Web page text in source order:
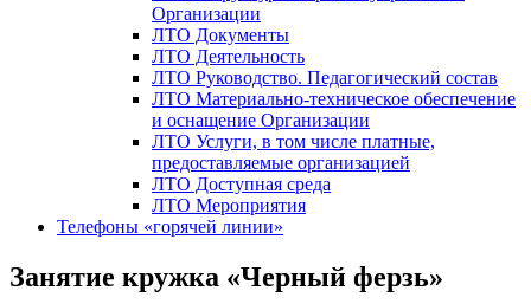
Организации
ЛТО Документы
ЛТО Деятельность
ЛТО Руководство. Педагогический состав
ЛТО Материально-техническое обеспечение
и оснащение Организации
ЛТО Услуги, в том числе платные,
предоставляемые организацией
ЛТО Доступная среда
ЛТО Мероприятия
Телефоны «горячей линии»
Занятие кружка «Черный ферзь»